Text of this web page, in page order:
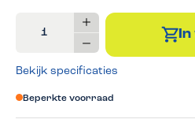
Producthoeveelheid: Voer de
In
Bekijk specificaties
Beperkte voorraad